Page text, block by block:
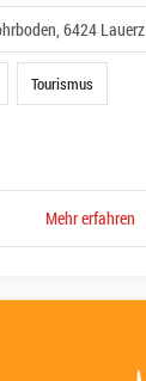
6424 Lauerz
Tourismus
Mehr erfahren